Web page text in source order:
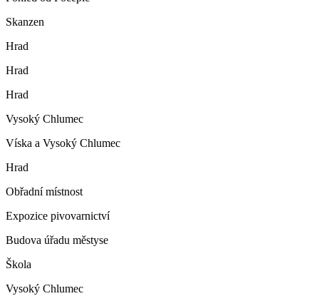
Skanzen
Hrad
Hrad
Hrad
Vysoký Chlumec
Víska a Vysoký Chlumec
Hrad
Obřadní místnost
Expozice pivovarnictví
Budova úřadu městyse
Škola
Vysoký Chlumec